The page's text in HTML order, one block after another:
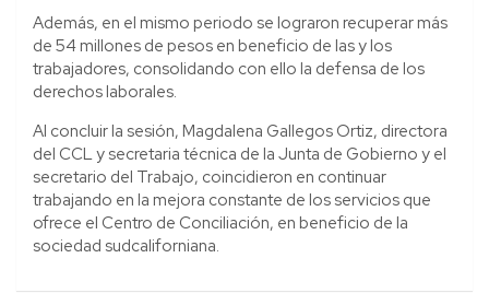
Además, en el mismo periodo se lograron recuperar más
de 54 millones de pesos en beneficio de las y los
trabajadores, consolidando con ello la defensa de los
derechos laborales.
Al concluir la sesión, Magdalena Gallegos Ortiz, directora
del CCL y secretaria técnica de la Junta de Gobierno y el
secretario del Trabajo, coincidieron en continuar
trabajando en la mejora constante de los servicios que
ofrece el Centro de Conciliación, en beneficio de la
sociedad sudcaliforniana.